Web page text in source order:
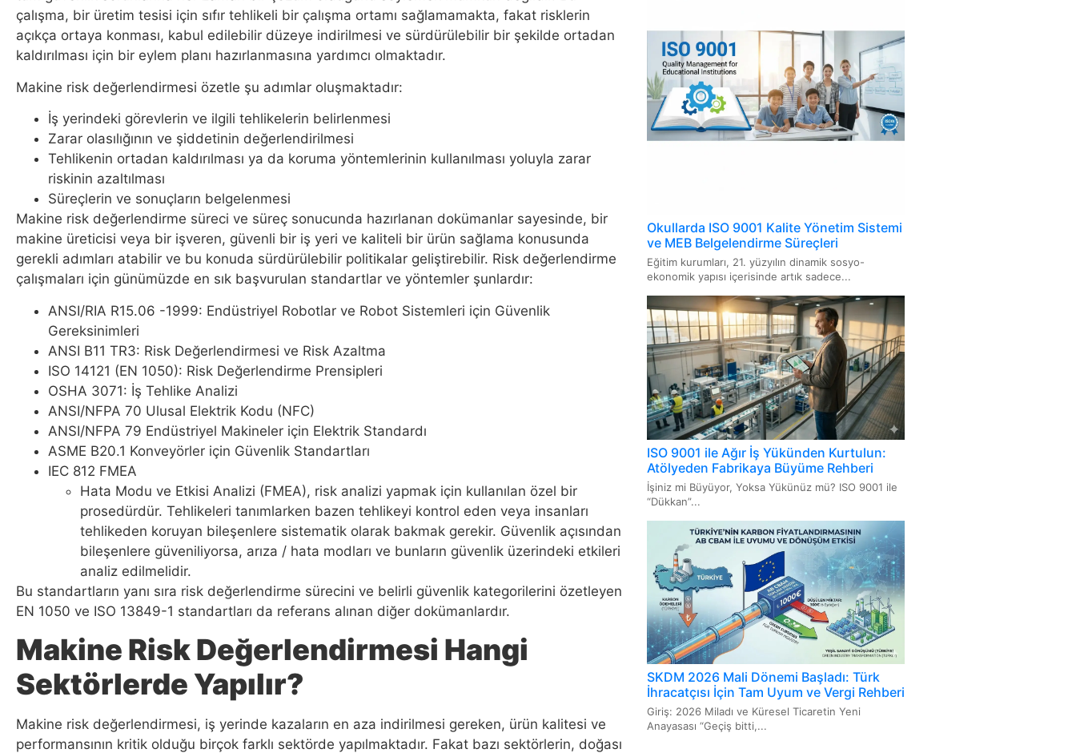
çalışma, bir üretim tesisi için sıfır tehlikeli bir çalışma ortamı sağlamamakta, fakat risklerin
açıkça ortaya konması, kabul edilebilir düzeye indirilmesi ve sürdürülebilir bir şekilde ortadan
kaldırılması için bir eylem planı hazırlanmasına yardımcı olmaktadır.
Makine risk değerlendirmesi özetle şu adımlar oluşmaktadır:
İş yerindeki görevlerin ve ilgili tehlikelerin belirlenmesi
Zarar olasılığının ve şiddetinin değerlendirilmesi
Tehlikenin ortadan kaldırılması ya da koruma yöntemlerinin kullanılması yoluyla zarar
riskinin azaltılması
Süreçlerin ve sonuçların belgelenmesi
Makine risk değerlendirme süreci ve süreç sonucunda hazırlanan dokümanlar sayesinde, bir
makine üreticisi veya bir işveren, güvenli bir iş yeri ve kaliteli bir ürün sağlama konusunda
gerekli adımları atabilir ve bu konuda sürdürülebilir politikalar geliştirebilir. Risk değerlendirme
çalışmaları için günümüzde en sık başvurulan standartlar ve yöntemler şunlardır:
ANSI/RIA R15.06 -1999: Endüstriyel Robotlar ve Robot Sistemleri için Güvenlik
Gereksinimleri
ANSI B11 TR3: Risk Değerlendirmesi ve Risk Azaltma
ISO 14121 (EN 1050): Risk Değerlendirme Prensipleri
OSHA 3071: İş Tehlike Analizi
ANSI/NFPA 70 Ulusal Elektrik Kodu (NFC)
ANSI/NFPA 79 Endüstriyel Makineler için Elektrik Standardı
ASME B20.1 Konveyörler için Güvenlik Standartları
IEC 812 FMEA
Hata Modu ve Etkisi Analizi (FMEA), risk analizi yapmak için kullanılan özel bir
prosedürdür. Tehlikeleri tanımlarken bazen tehlikeyi kontrol eden veya insanları
tehlikeden koruyan bileşenlere sistematik olarak bakmak gerekir. Güvenlik açısından
bileşenlere güveniliyorsa, arıza / hata modları ve bunların güvenlik üzerindeki etkileri
analiz edilmelidir.
Bu standartların yanı sıra risk değerlendirme sürecini ve belirli güvenlik kategorilerini özetleyen
EN 1050 ve ISO 13849-1 standartları da referans alınan diğer dokümanlardır.
Makine Risk Değerlendirmesi Hangi
Sektörlerde Yapılır?
Makine risk değerlendirmesi, iş yerinde kazaların en aza indirilmesi gereken, ürün kalitesi ve
performansının kritik olduğu birçok farklı sektörde yapılmaktadır. Fakat bazı sektörlerin, doğası
ISO 16949 Otomotiv Kalite Yönetim
Sistemi
ISO 14064
ISO/IEC 21823: Nesnelerin İnterneti
İçin Birlikte Çalışabilirlik Standardı
ISO 13027 Hijyen ve Sanitasyon
Sistemi
ISO 20000 Bilgi Teknolojileri Hizmet
Yönetimi Sistemi
ISO 22716 Kozmetik GMP-İyi Üretim
Uygulamaları
Okullarda ISO 9001 Kalite Yönetim Sistemi
ve MEB Belgelendirme Süreçleri
Eğitim kurumları, 21. yüzyılın dinamik sosyo-
ekonomik yapısı içerisinde artık sadece...
ISO 9001 ile Ağır İş Yükünden Kurtulun:
Atölyeden Fabrikaya Büyüme Rehberi
İşiniz mi Büyüyor, Yoksa Yükünüz mü? ISO 9001 ile
“Dükkan”...
SKDM 2026 Mali Dönemi Başladı: Türk
İhracatçısı İçin Tam Uyum ve Vergi Rehberi
Giriş: 2026 Miladı ve Küresel Ticaretin Yeni
Anayasası “Geçiş bitti,...